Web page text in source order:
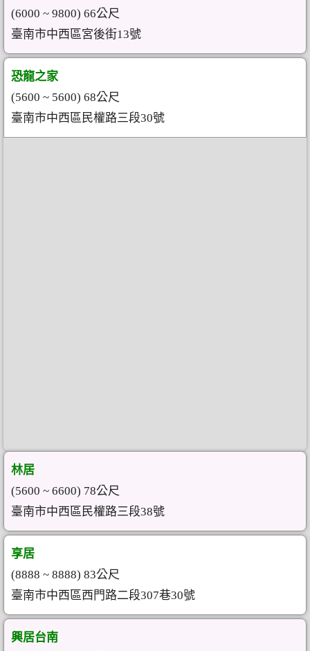
(6000 ~ 9800) 66公尺
臺南市中西區宮後街13號
恐龍之家
(5600 ~ 5600) 68公尺
臺南市中西區民權路三段30號
林居
(5600 ~ 6600) 78公尺
臺南市中西區民權路三段38號
享居
(8888 ~ 8888) 83公尺
臺南市中西區西門路二段307巷30號
興居台南